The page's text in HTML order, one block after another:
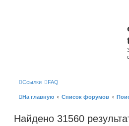
Ссылки FAQ
На главную Список форумов
Найдено 31560